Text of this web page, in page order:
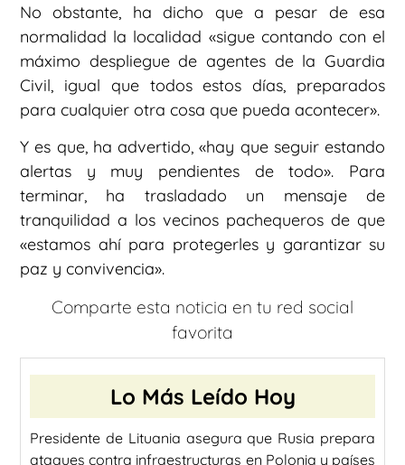
No obstante, ha dicho que a pesar de esa
normalidad la localidad «sigue contando con el
máximo despliegue de agentes de la Guardia
Civil, igual que todos estos días, preparados
para cualquier otra cosa que pueda acontecer».
Y es que, ha advertido, «hay que seguir estando
alertas y muy pendientes de todo». Para
terminar, ha trasladado un mensaje de
tranquilidad a los vecinos pachequeros de que
«estamos ahí para protegerles y garantizar su
paz y convivencia».
Comparte esta noticia en tu red social
favorita
Lo Más Leído Hoy
Presidente de Lituania asegura que Rusia prepara
ataques contra infraestructuras en Polonia y países